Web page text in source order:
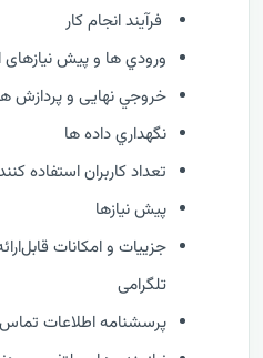
فرآيند انجام کار
ورودي ها و پیش نیازهای
خروجي نهایی و پردازش
نگهداري داده ها
تعداد کاربران استفاده
پیش نیازها
جزییات و امکانات
تلگرامی
پرسشنامه اطلاعات تماس